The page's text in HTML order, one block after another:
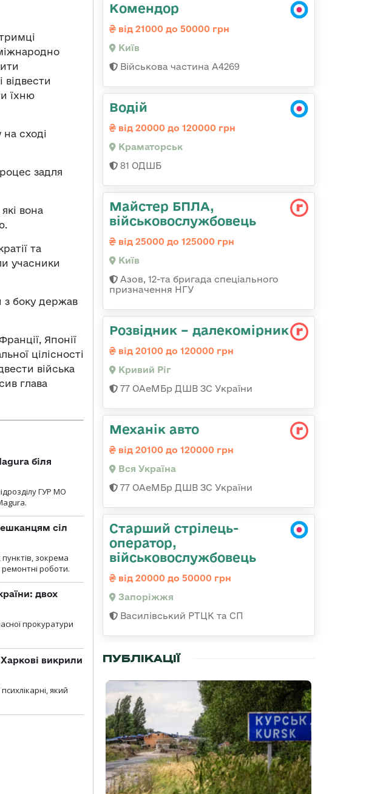
відвести
їхню
сході
задля
вона
та
учасники
з боку держав
Японії
цілісності
війська
глава
біля
ГУР МО
сіл
зокрема
роботи.
двох
прокуратури
викрили
який
Комендор
від 21000 до 50000 грн
Київ
Військова частина А4269
Водій
від 20000 до 120000 грн
Краматорськ
81 ОДШБ
Майстер БПЛА,
військовослужбовець
від 25000 до 125000 грн
Київ
Азов, 12-та бригада спеціального
призначення НГУ
Розвідник – далекомірник
від 20100 до 120000 грн
Кривий Ріг
77 ОАеМБр ДШВ ЗС України
Механік авто
від 20100 до 120000 грн
Вся Україна
77 ОАеМБр ДШВ ЗС України
Старший стрілець-
оператор,
військовослужбовець
від 20000 до 50000 грн
Запоріжжя
Василівський РТЦК та СП
ПУБЛІКАЦІЇ